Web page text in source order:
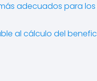
adecuados para
al cálculo del